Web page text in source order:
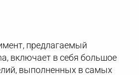
предлагаемый
включает в себя большое
выполненных в самых